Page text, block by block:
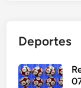
Deportes